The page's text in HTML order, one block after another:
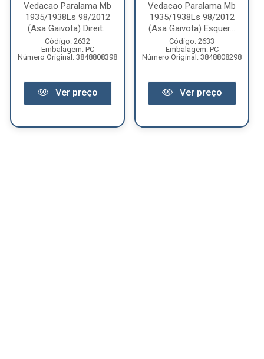
Vedacao Paralama Mb
1935/1938Ls 98/2012
(Asa Gaivota) Direit...
Código: 2632
Embalagem: PC
Número Original: 3848808398
Ver preço
Vedacao Paralama Mb
1935/1938Ls 98/2012
(Asa Gaivota) Esquer...
Código: 2633
Embalagem: PC
Número Original: 3848808298
Ver preço